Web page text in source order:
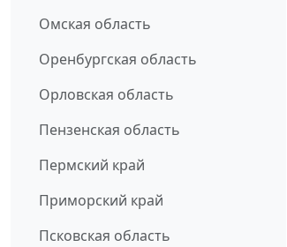
Омская область
Оренбургская область
Орловская область
Пензенская область
Пермский край
Приморский край
Псковская область